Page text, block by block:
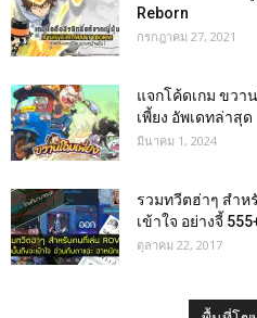
Reborn
กรกฎาคม 27, 2021
แจกโค้ดเกม ขวา
เพี้ยง อัพเดทล่าสุด
มีนาคม 1, 2024
รวมทวีตฮ่าๆ สำห
เข้าใจ อย่างจี้
ตุลาคม 22, 2017